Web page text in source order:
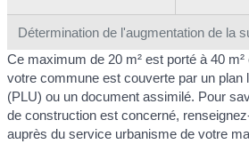
Détermination de l'augmentation de la
Ce maximum de 20 m² est porté à 40
votre commune est couverte par un plan
(PLU) ou un document assimilé. Pour
de construction est concerné,
auprès du service urbanisme de votre